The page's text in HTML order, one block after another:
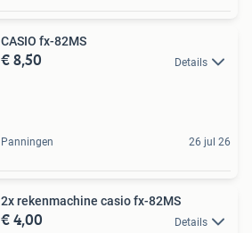
CASIO fx-82MS
€ 8,50 Details
Panningen 26 jul 26
2x rekenmachine casio fx-82MS
€ 4,00 Details